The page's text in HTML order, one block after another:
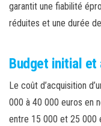
garantit une fiabilité
réduites et une durée
Budget initial et
Le coût d’acquisition
000 à 40 000 euros en
entre 15 000 et 25 000